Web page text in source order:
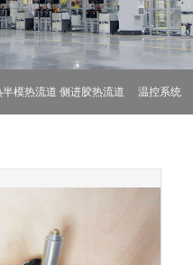
半模热流道 侧进胶热流道 温控系统